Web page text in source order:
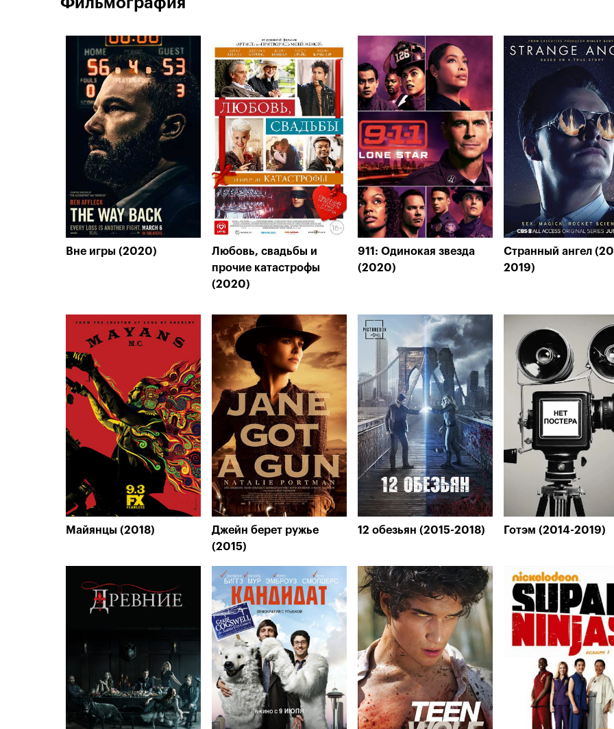
Вне игры (2020)
Любовь, свадьбы и
прочие катастрофы
(2020)
911: Одинокая звезда
(2020)
Странный ангел
2019)
Майянцы (2018)
Джейн берет ружье
(2015)
12 обезьян (2015-2018) Готэм (2014-2019)